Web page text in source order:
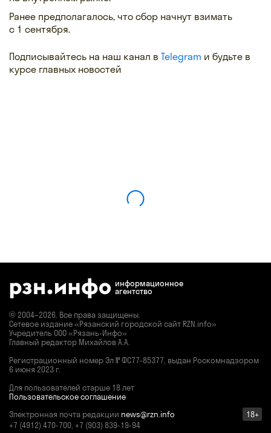
Ранее предполагалось, что сбор начнут взимать
с 1 сентября.
Подписывайтесь на наш канал в Telegram и будьте в
курсе главных новостей
информационное
агентство
© 2004–2026. Все права защищены.
Сетевое издание «Рязанский городской сайт RZN.info»
Учредитель ООО «Рязань-Инфо»
Главный редактор Михайлов А.А.
Регистрационный номер Эл № ФС77-85377, выдан Роскомнадзором
6 июня 2023 г.
Для пользователей старше 18 лет
Пользовательское соглашение
Электронная почта редакции news@rzn.info
18+
+7 (4912) 470-700, +7 (903) 839-19-94